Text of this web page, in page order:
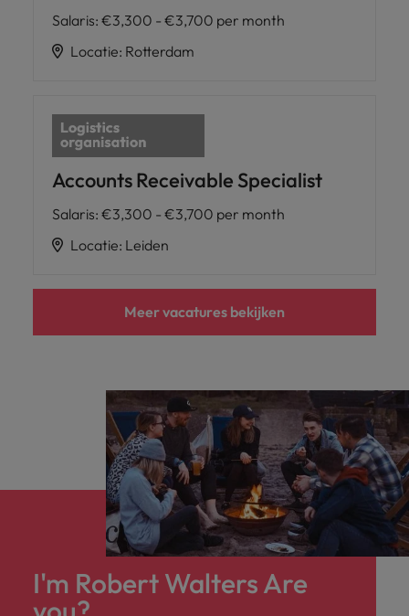
Salaris: €3,300 - €3,700 per month
Locatie: Rotterdam
Accounts Receivable Specialist
Salaris: €3,300 - €3,700 per month
Locatie: Leiden
Meer vacatures bekijken
I'm Robert Walters Are